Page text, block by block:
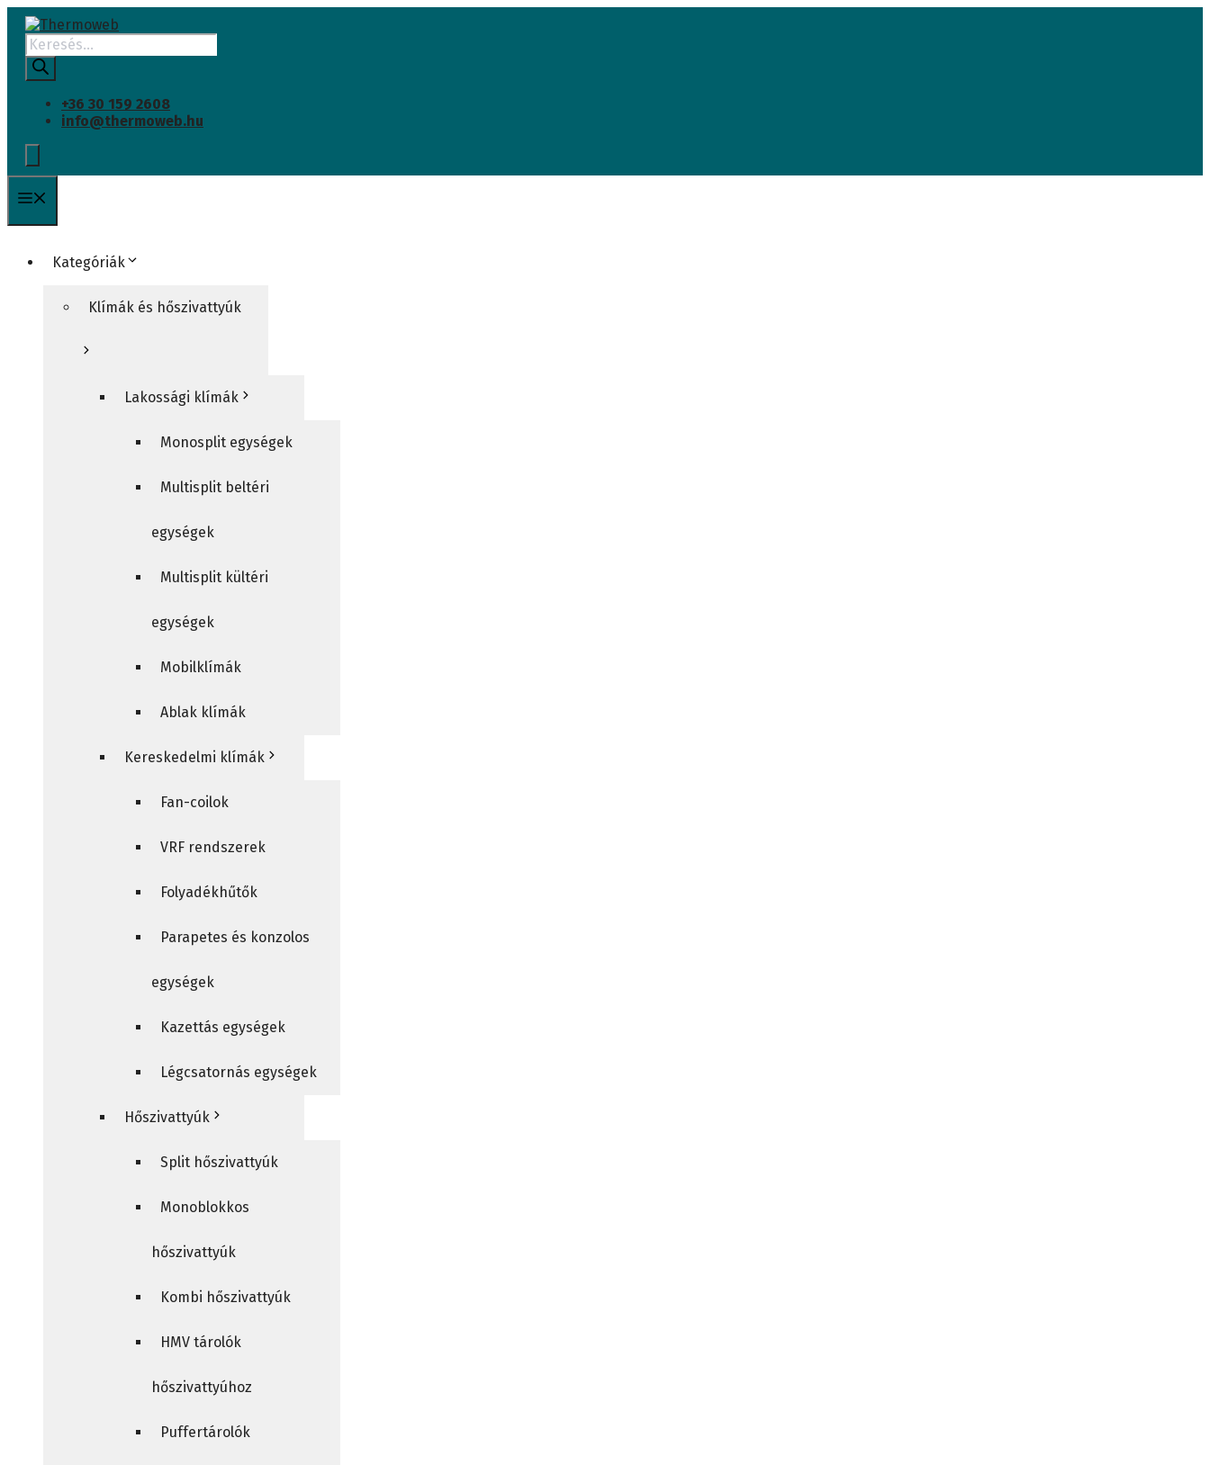
Kilépés
tartalomba
Products
search
+36 30 159 2608
info@thermoweb.hu
Kategóriák
Klímák és hőszivattyúk
Lakossági klímák
Monosplit egységek
Multisplit beltéri
egységek
Multisplit kültéri
egységek
Mobilklímák
Ablak klímák
Kereskedelmi klímák
Fan-coilok
VRF rendszerek
Folyadékhűtők
Parapetes és konzolos
egységek
Kazettás egységek
Légcsatornás egységek
Hőszivattyúk
Split hőszivattyúk
Monoblokkos
hőszivattyúk
Kombi hőszivattyúk
HMV tárolók
hőszivattyúhoz
Puffertárolók
CSAK KÜLTÉRI EGYSÉG INGYENES SZÁLLÍTÁS